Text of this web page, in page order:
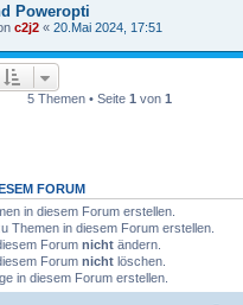
Poweropti
c2j2 « 20.Mai 2024, 17:51
5 Themen • Seite 1 von 1
FORUM
in diesem Forum erstellen.
Themen in diesem Forum erstellen.
Forum nicht ändern.
Forum nicht löschen.
in diesem Forum erstellen.